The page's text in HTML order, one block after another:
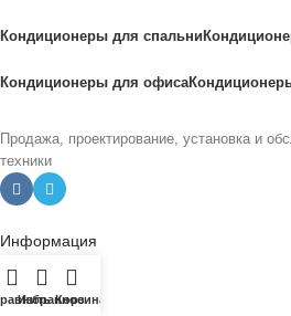
Кондиционеры для спальни
Кондиционеры для офиса
Продажа, проектирование, установка и
техники
Информация
О нас
Избранное
Корзина